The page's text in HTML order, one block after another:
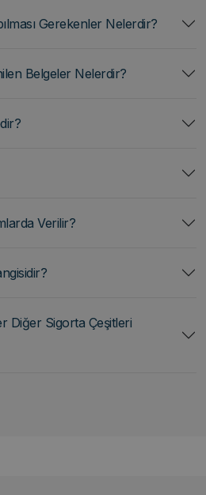
Gerekenler Nelerdir?
Belgeler Nelerdir?
Verilir?
Diğer Sigorta Çeşitleri